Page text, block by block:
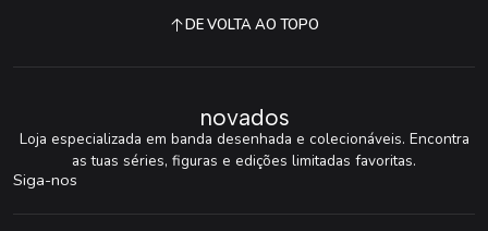
DE VOLTA AO TOPO
novados
Loja especializada em banda desenhada e colecionáveis. Encontra
as tuas séries, figuras e edições limitadas favoritas.
Siga-nos